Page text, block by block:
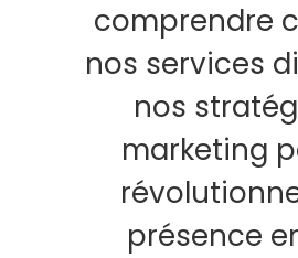
comprendre
nos services
nos
marketing
présence